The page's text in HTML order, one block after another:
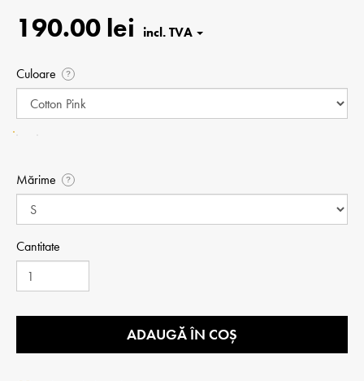
190.00 lei
Culoare ?
Mărime ?
Cantitate
ADAUGĂ ÎN COȘ